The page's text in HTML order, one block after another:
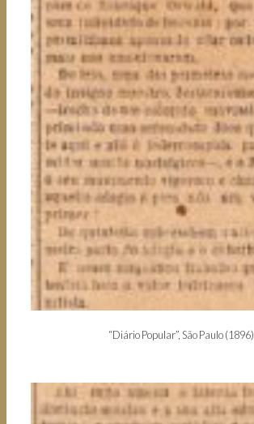
“Diário Popular”, São Paulo (1896)